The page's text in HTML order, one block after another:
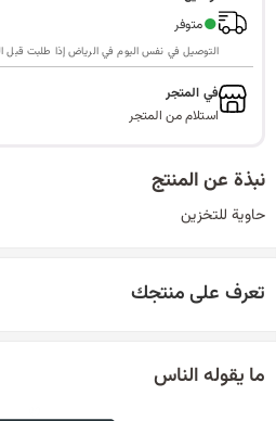
●متوفر
التوصيل في نفس اليوم في الرياض إذا طلبت قبل الساعة 11
في المتجر
استلام من المتجر
نبذة عن المنتج
حاوية للتخزين
تعرف على منتجك
ما يقوله الناس